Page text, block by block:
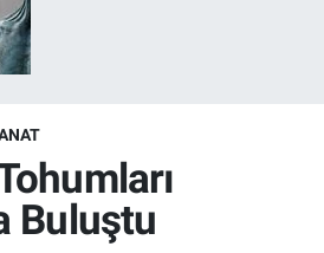
Buluştu